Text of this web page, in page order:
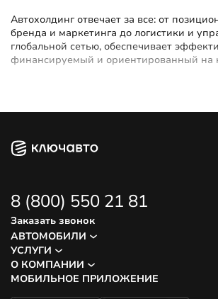
Автохолдинг отвечает за все: от
бренда и маркетинга до логистики и
глобальной сетью, обеспечивает
финансируемый и ориентированный на
8 (800) 550 21 81
Заказать звонок
АВТОМОБИЛИ
УСЛУГИ
О КОМПАНИИ
МОБИЛЬНОЕ ПРИЛОЖЕНИЕ